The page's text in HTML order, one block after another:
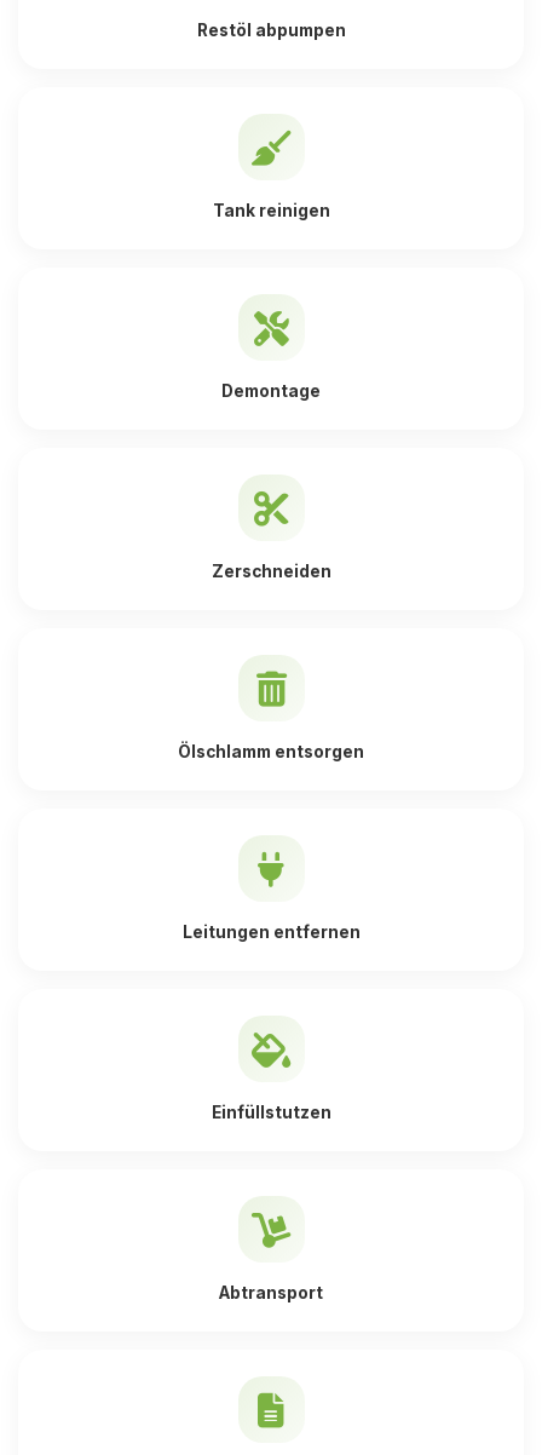
Restöl abpumpen
Tank reinigen
Demontage
Zerschneiden
Ölschlamm entsorgen
Leitungen entfernen
Einfüllstutzen
Abtransport